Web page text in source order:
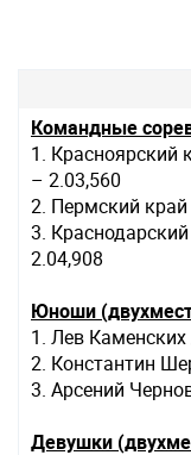
Командные
1. Красноярский
– 2.03,560
2. Пермский
3.
2.04,908
Юноши
1. Лев
2. Константин
3. Арсений
Девушки